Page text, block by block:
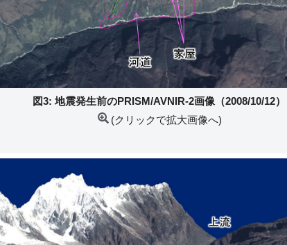
図3: 地震発生前のPRISM/AVNIR-2画像（2008/10/12）
(クリックで拡大画像へ)